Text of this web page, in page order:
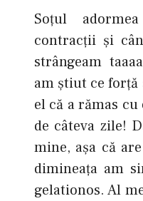
Soţul
contracţii şi
strângeam
am ştiut ce
el că a rămas
de câteva zile!
mine, aşa că
dimineaţa am
gelationos. Al